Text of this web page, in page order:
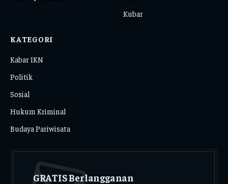
Kubar
KATEGORI
Kabar IKN
Politik
Sosial
Hukum Kriminal
Budaya Pariwisata
GRATIS Berlangganan